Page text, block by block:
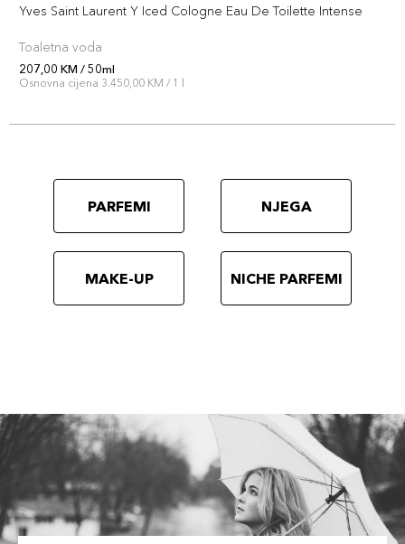
Yves Saint Laurent Y Iced Cologne Eau De Toilette Intense
Toaletna voda
207,00 KM / 50ml
Osnovna cijena 3.450,00 KM / 1 l
PARFEMI NJEGA
MAKE-UP NICHE PARFEMI